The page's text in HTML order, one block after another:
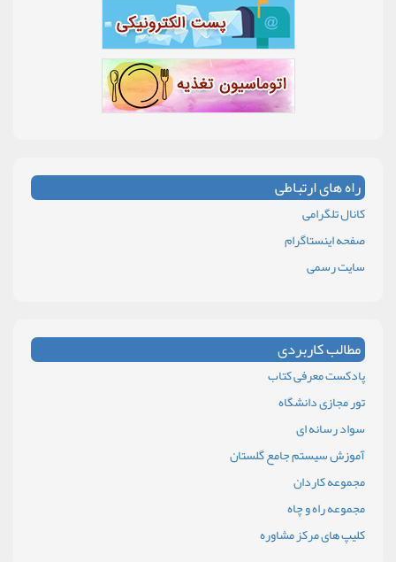
راه های ارتباطی
کانال تلگرامی
صفحه اینستاگرام
سایت رسمی
مطالب کاربردی
پادکست معرفی کتاب
تور مجازی دانشگاه
سواد رسانه ای
آموزش سیستم جامع گلستان
مجموعه کاردان
مجموعه راه و چاه
کلیپ های مرکز مشاوره